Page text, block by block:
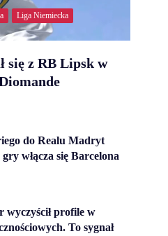
Liga Niemiecka
się z RB Lipsk w
do Realu Madryt
włącza się Barcelona
wyczyścił profile w
To sygnał